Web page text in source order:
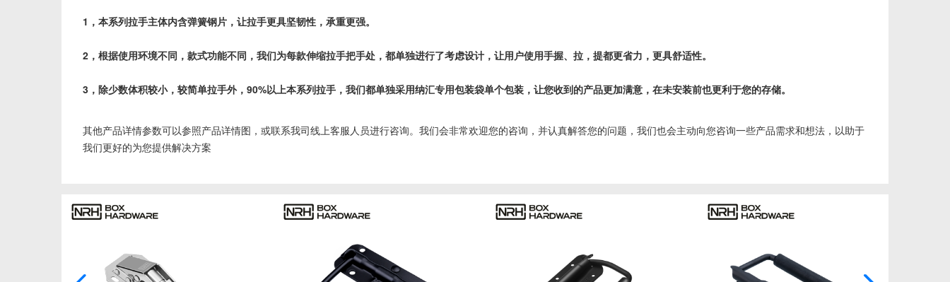
1，本系列拉手主体内含弹簧钢片，让拉手更具坚韧性，承重更强。
2，根据使用环境不同，款式功能不同，我们为每款伸缩拉手把手处，都单独进行了考虑设计，让用户使用手握、拉，提都更省力，更具舒适性。
3，除少数体积较小，较简单拉手外，90%以上本系列拉手，我们都单独采用纳汇专用包装袋单个包装，让您收到的产品更加满意，在未安装前也更利于您的存储。
其他产品详情参数可以参照产品详情图，或联系我司线上客服人员进行咨询。我们会非常欢迎您的咨询，并认真解答您的问题，我们也会主动向您咨询一些产品需求和想法，以助于
我们更好的为您提供解决方案